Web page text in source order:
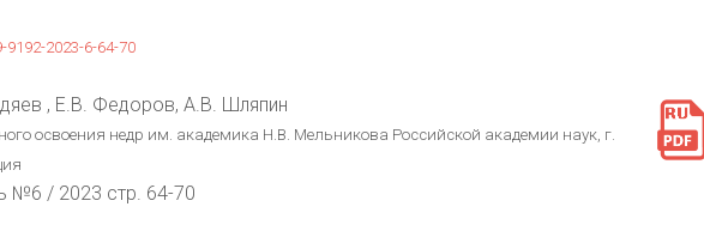
2023-6-64-70
, Е.В. Федоров, А.В. Шляпин
освоения недр им. академика Н.В. Мельникова Российской академии наук, г.
№6 / 2023 стр. 64-70